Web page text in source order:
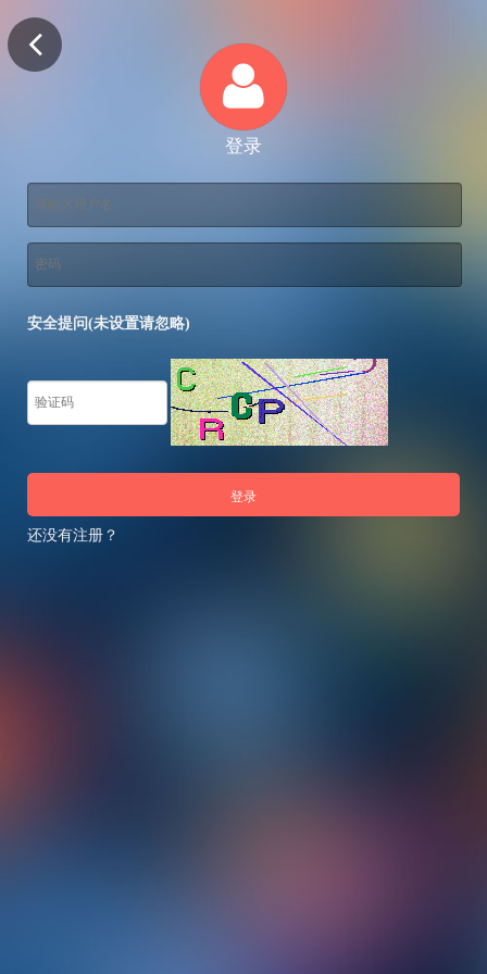
登录
安全提问(未设置请忽略)
登录
还没有注册？